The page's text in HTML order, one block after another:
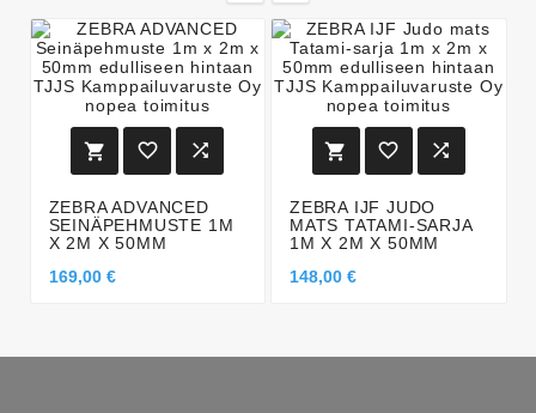
  
ZEBRA ADVANCED
SEINÄPEHMUSTE 1M
X 2M X 50MM
169,00 €
  
ZEBRA IJF JUDO
MATS TATAMI-SARJA
1M X 2M X 50MM
148,00 €